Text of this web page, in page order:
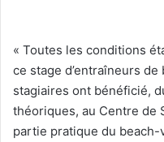
« Toutes les conditions
ce stage d’entraîneurs
stagiaires ont bénéficié,
théoriques, au Centre de
partie pratique du